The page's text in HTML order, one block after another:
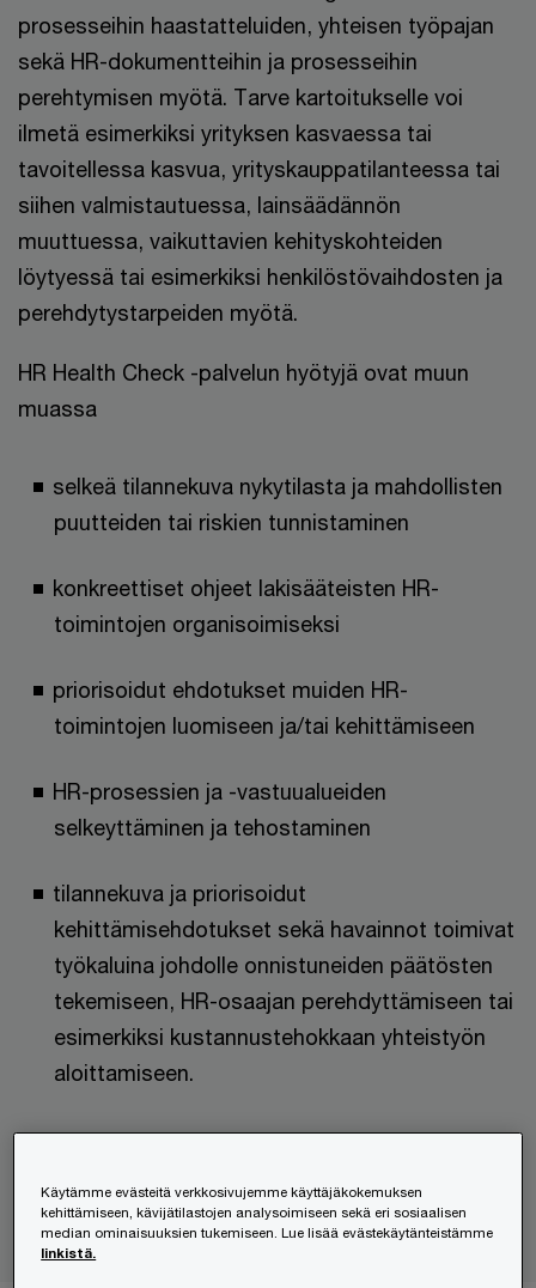
prosesseihin haastatteluiden, yhteisen työpajan
sekä HR-dokumentteihin ja prosesseihin
perehtymisen myötä. Tarve kartoitukselle voi
ilmetä esimerkiksi yrityksen kasvaessa tai
tavoitellessa kasvua, yrityskauppatilanteessa tai
siihen valmistautuessa, lainsäädännön
muuttuessa, vaikuttavien kehityskohteiden
löytyessä tai esimerkiksi henkilöstövaihdosten ja
perehdytystarpeiden myötä.
HR Health Check -palvelun hyötyjä ovat muun
muassa
selkeä tilannekuva nykytilasta ja mahdollisten
puutteiden tai riskien tunnistaminen
konkreettiset ohjeet lakisääteisten HR-
toimintojen organisoimiseksi
priorisoidut ehdotukset muiden HR-
toimintojen luomiseen ja/tai kehittämiseen
HR-prosessien ja -vastuualueiden
selkeyttäminen ja tehostaminen
tilannekuva ja priorisoidut
kehittämisehdotukset sekä havainnot toimivat
työkaluina johdolle onnistuneiden päätösten
tekemiseen, HR-osaajan perehdyttämiseen tai
esimerkiksi kustannustehokkaan yhteistyön
aloittamiseen.
Palaa takaisin sivun yläosaan
Käytämme evästeitä verkkosivujemme käyttäjäkokemuksen
kehittämiseen, kävijätilastojen analysoimiseen sekä eri sosiaalisen
median ominaisuuksien tukemiseen. Lue lisää evästekäytänteistämme
linkistä.